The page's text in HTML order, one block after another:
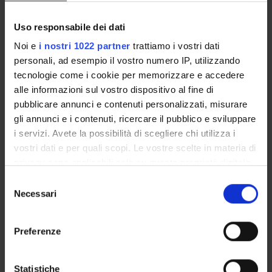
Uso responsabile dei dati
Noi e i nostri 1022 partner trattiamo i vostri dati
personali, ad esempio il vostro numero IP, utilizzando
tecnologie come i cookie per memorizzare e accedere
alle informazioni sul vostro dispositivo al fine di
pubblicare annunci e contenuti personalizzati, misurare
gli annunci e i contenuti, ricercare il pubblico e sviluppare
i servizi. Avete la possibilità di scegliere chi utilizza i
vostri dati e per quali scopi. Le vostre scelte in materia di
modificare o revocare il proprio consenso in qualsiasi
momento dalla Dichiarazione sui cookie o facendo clic
raccogliere informazioni sulla tua posizione
delNecessari
Preferenze
Statistiche
Academic Calendar
Degree Programme
Exam calendar
Notices
Thesis and internship proposals
Governing bodies
Faculty staff
STUDYING
People